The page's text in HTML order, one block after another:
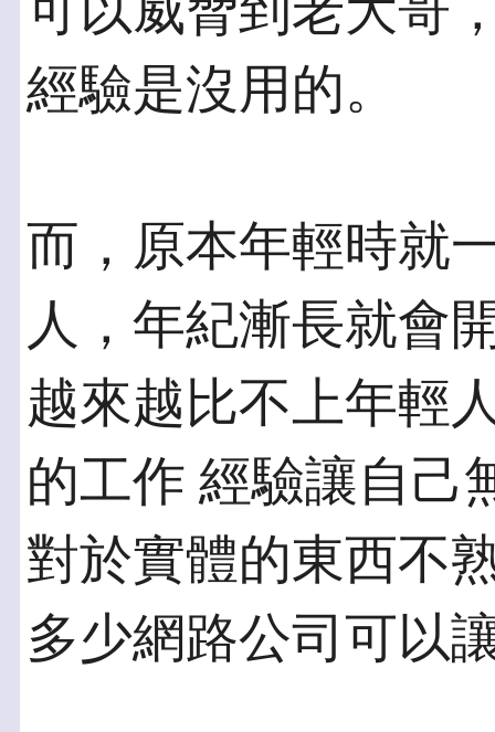
經驗是沒用的。
而，原本年輕時就
人，年紀漸長就會
越來越比不上年輕
的工作 經驗讓自己
對於實體的東西不
多少網路公司可以